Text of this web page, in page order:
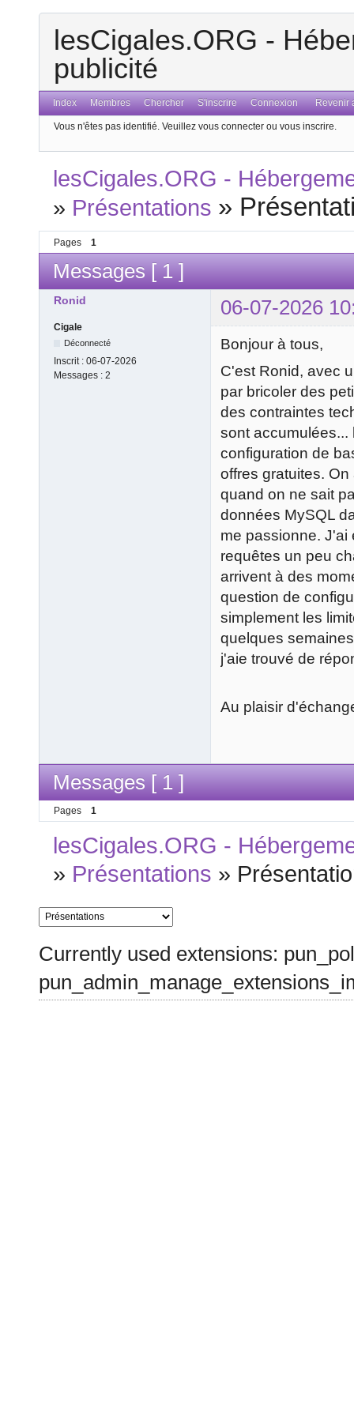
lesCigales.ORG -
publicité
Index Membres Chercher S'inscrire Connexion Revenir
Vous n'êtes pas identifié. Veuillez vous connecter ou vous inscrire.
lesCigales.ORG -
» Présentations »
Pages 1
Messages [ 1 ]
Ronid 06-07-2026
Cigale
Déconnecté
Inscrit : 06-07-2026
Messages : 2
Bonjour à tous,
C'est Ronid, avec
par bricoler des
des contraintes
sont accumulées...
configuration de
offres gratuites.
quand on ne sait
données MySQL
me passionne. J'ai
requêtes un peu
arrivent à des
question de
simplement les
quelques
j'aie trouvé de
Au plaisir
Messages [ 1 ]
Pages 1
lesCigales.ORG -
» Présentations »
Currently used extensions: